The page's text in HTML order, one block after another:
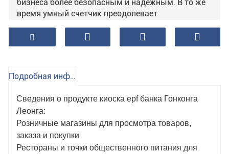
бизнеса более безопасным и надежным. В то же
время умный счетчик преодолевает
между банковскими служащими и клиентами и
предоставляет клиентам более точное и
банка», даже пожилых клиентов. которые не
Беспокоясь, сотрудники банка могут
поддерживать связь с клиентами на нулевом
расстоянии, предоставлять консультации один на
один и решать проблемы клиентов в любое
время.
Подробная информация о продукте
Сведения о продукте киоска epf банка Гонконга
Леонга:
Розничные магазины для просмотра товаров,
заказа и покупки
Рестораны и точки общественного питания для